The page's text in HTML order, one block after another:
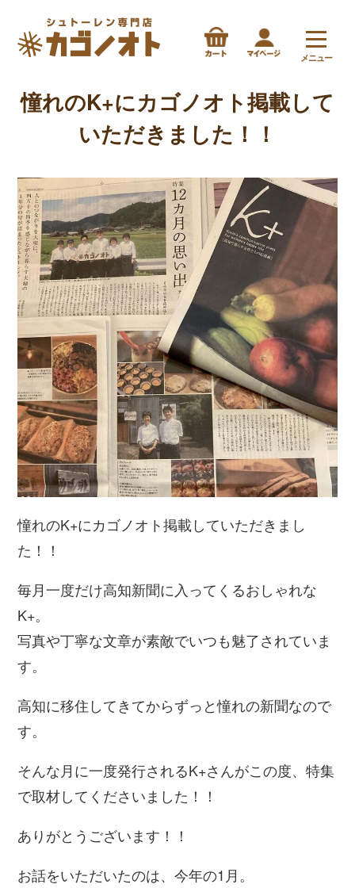
メニュー
憧れのK+にカゴノオト掲載して
いただきました！！
憧れのK+にカゴノオト掲載していただきまし
た！！
毎月一度だけ高知新聞に入ってくるおしゃれな
K+。
写真や丁寧な文章が素敵でいつも魅了されていま
す。
高知に移住してきてからずっと憧れの新聞なので
す。
そんな月に一度発行されるK+さんがこの度、特集
で取材してくださいました！！
ありがとうございます！！
お話をいただいたのは、今年の1月。